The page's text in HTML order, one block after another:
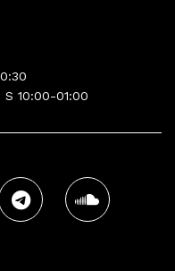
10:00-01:00